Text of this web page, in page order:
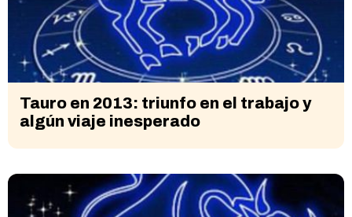
Tauro en 2013: triunfo en el trabajo y
algún viaje inesperado